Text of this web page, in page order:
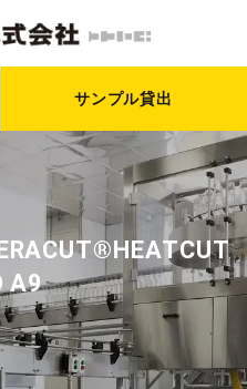
サンプル貸出
A9